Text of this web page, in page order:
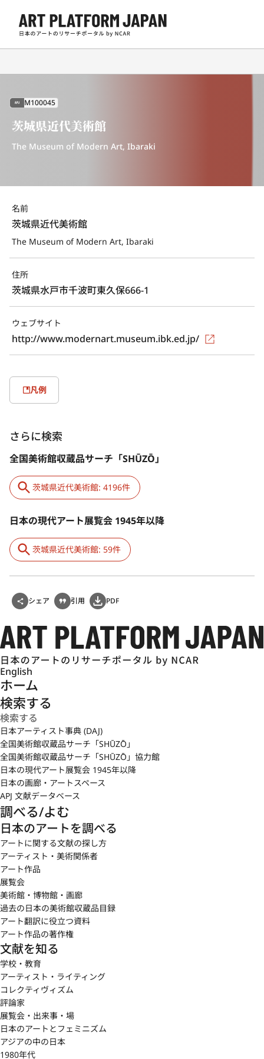
APJM100045
茨城県近代美術館
The Museum of Modern Art, Ibaraki
名前
茨城県近代美術館
The Museum of Modern Art, Ibaraki
住所
茨城県水戸市千波町東久保666-1
ウェブサイト
http://www.modernart.museum.ibk.ed.jp/
凡例
さらに検索
全国美術館収蔵品サーチ「SHŪZŌ」
茨城県近代美術館: 4196件
日本の現代アート展覧会 1945年以降
茨城県近代美術館: 59件
シェア 引用 PDF
English
ホーム
検索する
日本アーティスト事典 (DAJ)
全国美術館収蔵品サーチ「SHŪZŌ」
全国美術館収蔵品サーチ「SHŪZŌ」協力館
日本の現代アート展覧会 1945年以降
日本の画廊・アートスペース
APJ 文献データベース
調べる/よむ
日本のアートを調べる
アートに関する文献の探し方
アーティスト・美術関係者
アート作品
展覧会
美術館・博物館・画廊
過去の日本の美術館収蔵品目録
アート翻訳に役立つ資料
アート作品の著作権
文献を知る
学校・教育
アーティスト・ライティング
コレクティヴィズム
評論家
展覧会・出来事・場
日本のアートとフェミニズム
アジアの中の日本
1980年代